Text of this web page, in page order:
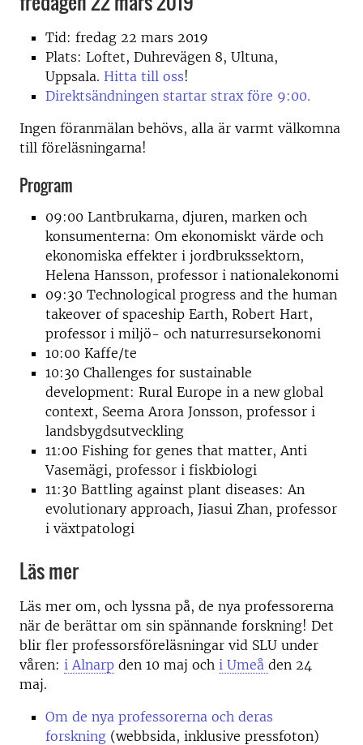
Tid: fredag 22 mars 2019
Plats: Loftet, Duhrevägen 8, Ultuna,
Uppsala. Hitta till oss!
Direktsändningen startar strax före 9:00.
Ingen föranmälan behövs, alla är varmt välkomna
till föreläsningarna!
Program
09:00 Lantbrukarna, djuren, marken och
konsumenterna: Om ekonomiskt värde och
ekonomiska effekter i jordbrukssektorn,
Helena Hansson, professor i nationalekonomi
09:30 Technological progress and the human
takeover of spaceship Earth, Robert Hart,
professor i miljö- och naturresursekonomi
10:00 Kaffe/te
10:30 Challenges for sustainable
development: Rural Europe in a new global
context, Seema Arora Jonsson, professor i
landsbygdsutveckling
11:00 Fishing for genes that matter, Anti
Vasemägi, professor i fiskbiologi
11:30 Battling against plant diseases: An
evolutionary approach, Jiasui Zhan, professor
i växtpatologi
Läs mer
Läs mer om, och lyssna på, de nya professorerna
när de berättar om sin spännande forskning! Det
blir fler professorsföreläsningar vid SLU under
våren: i Alnarp den 10 maj och i Umeå den 24
maj.
Om de nya professorerna och deras
forskning (webbsida, inklusive pressfoton)